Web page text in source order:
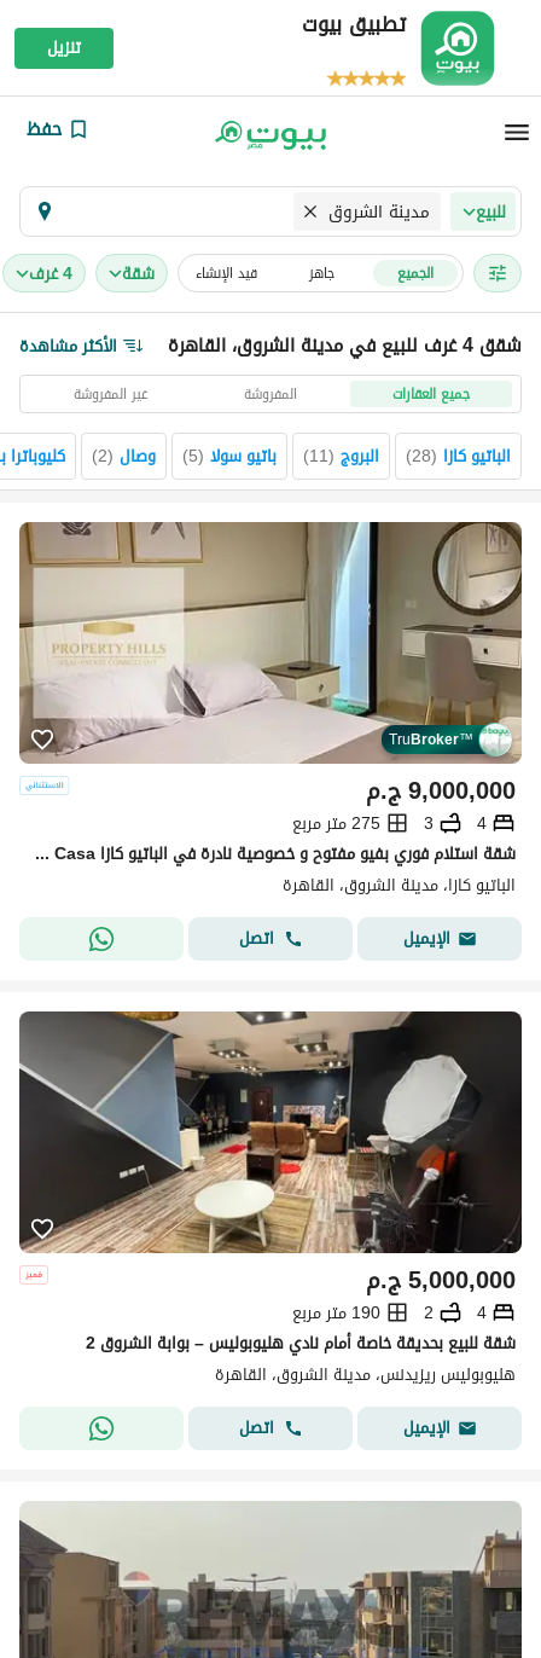
تطبيق بيوت
تنزيل
حفظ
للبيع مدينة الشروق
الجميع جاهز قيد الإنشاء شقة 4 غرف
شقق 4 غرف للبيع في مدينة الشروق، القاهرة الأكثر مشاهدة
جميع العقارات المفروشة غير المفروشة
الباتيو كازا (
28
) البروج (
11
) باتيو سولا (
5
) وصال (
2
)
TruBroker™
ج.م9,000,000
4
3
275 متر مربع
شقة استلام فوري بفيو مفتوح و خصوصية نادرة في الباتيو كازا Patio Casa الشروق بالقرب من طريق السويس
الباتيو كازا، مدينة الشروق، القاهرة
الإيميل
اتصل
ج.م5,000,000
4
2
190 متر مربع
شقة للبيع بحديقة خاصة أمام نادي هليوبوليس – بوابة الشروق 2
هليوبوليس ريزيدنس، مدينة الشروق، القاهرة
الإيميل
اتصل